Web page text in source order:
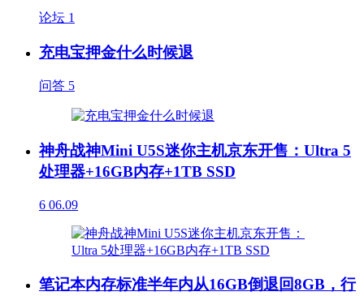
论坛 1
充电宝押金什么时候退
问答 5
神舟战神Mini U5S迷你主机京东开售：Ultra 5
处理器+16GB内存+1TB SSD
6 06.09
笔记本内存标准半年内从16GB倒退回8GB，行